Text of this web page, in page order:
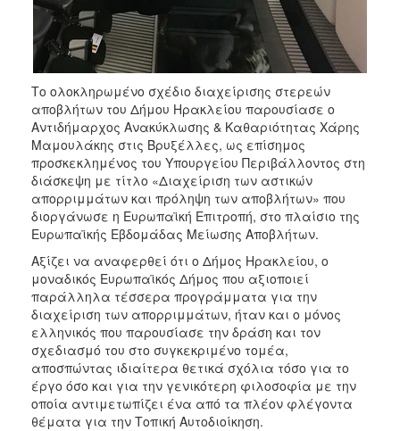
Το ολοκληρωμένο σχέδιο διαχείρισης στερεών
αποβλήτων του Δήμου Ηρακλείου παρουσίασε ο
Αντιδήμαρχος Ανακύκλωσης & Καθαριότητας Χάρης
Μαμουλάκης στις Βρυξέλλες, ως επίσημος
προσκεκλημένος του Υπουργείου Περιβάλλοντος στη
διάσκεψη με τίτλο «Διαχείριση των αστικών
απορριμμάτων και πρόληψη των αποβλήτων» που
διοργάνωσε η Ευρωπαϊκή Επιτροπή, στο πλαίσιο της
Ευρωπαϊκής Εβδομάδας Μείωσης Αποβλήτων.
Αξίζει να αναφερθεί ότι ο Δήμος Ηρακλείου, ο
μοναδικός Ευρωπαϊκός Δήμος που αξιοποιεί
παράλληλα τέσσερα προγράμματα για την
διαχείριση των απορριμμάτων, ήταν και ο μόνος
ελληνικός που παρουσίασε την δράση και τον
σχεδιασμό του στο συγκεκριμένο τομέα,
αποσπώντας ιδιαίτερα θετικά σχόλια τόσο για το
έργο όσο και για την γενικότερη φιλοσοφία με την
οποία αντιμετωπίζει ένα από τα πλέον φλέγοντα
θέματα για την Τοπική Αυτοδιοίκηση.